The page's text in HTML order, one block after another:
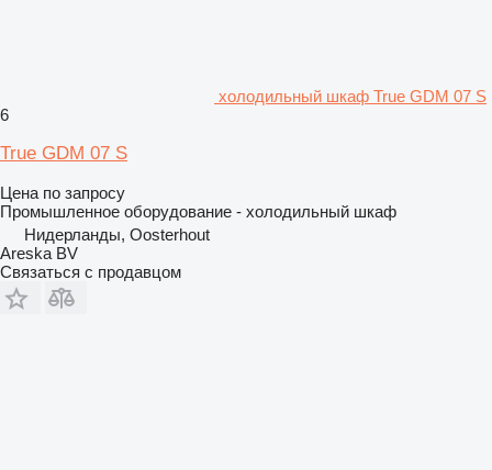
холодильный шкаф True GDM 07 S
6
True GDM 07 S
Цена по запросу
Промышленное оборудование - холодильный шкаф
Нидерланды, Oosterhout
Areska BV
Связаться с продавцом